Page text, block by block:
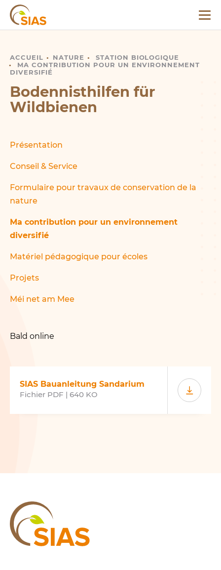
Menu
Vanneau
Perdrix
Reptiles
Hirondelles
Campagne de sensibilisation «
stagnantes
biodiversité
Viticulture et protection de la
nature
Méi net am
Posts de médias sociaux à
projet
Présentation
COPIL Guttland
Trinkwasserschutzgebiete
Trinkwasserschutzgebiete
Landwirtschaftliche Kooperation
ACCUEIL NATURE
STATION BIOLOGIQUE
MA CONTRIBUTION POUR UN ENVIRONNEMENT
DIVERSIFIÉ
BODENNISTHILFEN FÜR WILDBIENEN
Bodennisthilfen für
Wildbienen
Présentation
Conseil & Service
Formulaire pour travaux de conservation de la
nature
Ma contribution pour un environnement
diversifié
Matériel pédagogique pour écoles
Projets
Méi net am Mee
Bald online
SIAS Bauanleitung Sandarium
Fichier PDF | 640 KO